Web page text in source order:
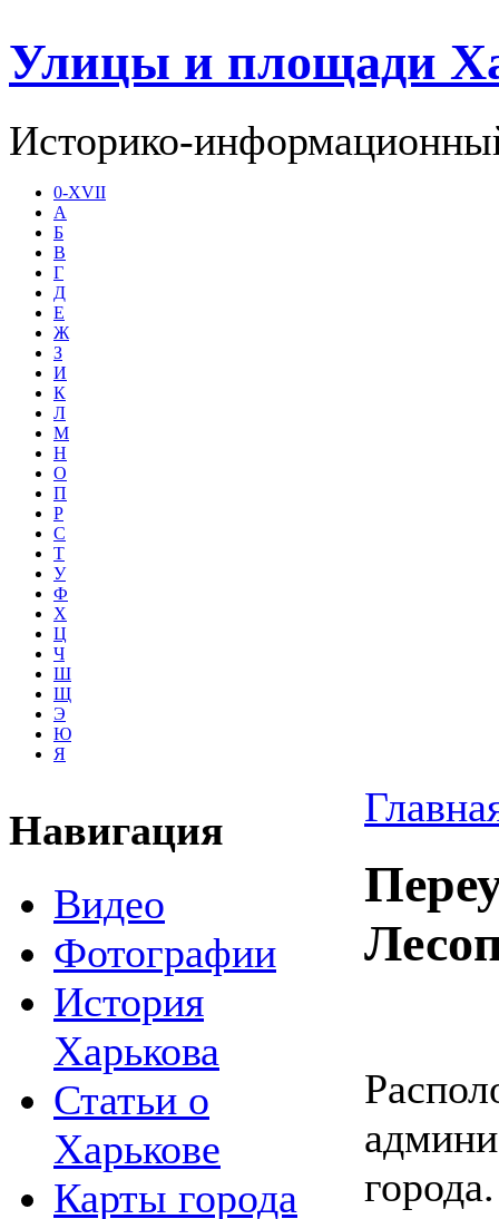
Улицы и площади
Историко-
0-XVII
А
Б
В
Г
Д
Е
Ж
З
И
К
Л
М
Н
О
П
Р
С
Т
У
Ф
Х
Ц
Ч
Ш
Щ
Э
Ю
Я
Навигация
Видео
Фотографии
История
Харькова
Статьи о
Харькове
Карты города
города.